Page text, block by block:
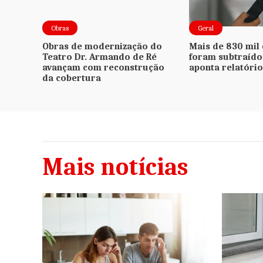
Obras
Obras de modernização do
Teatro Dr. Armando de Ré
avançam com reconstrução
da cobertura
Geral
Mais de 830 mil
foram
aponta relatório
de
Licenciamento é
para placas de
agosto; veja
Mais notícias